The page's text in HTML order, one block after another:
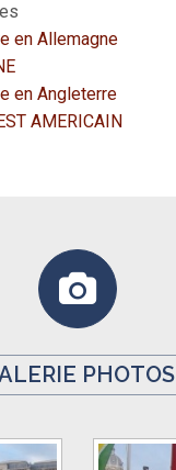
en Allemagne
en Angleterre
AMERICAIN
PHOTOS